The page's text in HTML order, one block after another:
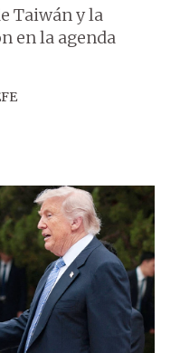
Taiwán y la
en la agenda